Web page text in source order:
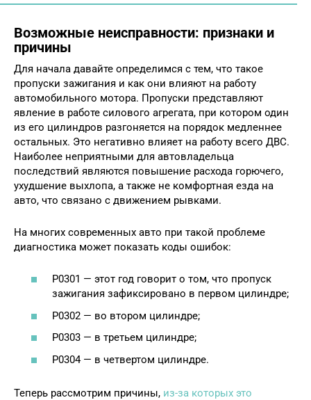
Возможные неисправности: признаки и
причины
Для начала давайте определимся с тем, что такое
пропуски зажигания и как они влияют на работу
автомобильного мотора. Пропуски представляют
явление в работе силового агрегата, при котором один
из его цилиндров разгоняется на порядок медленнее
остальных. Это негативно влияет на работу всего ДВС.
Наиболее неприятными для автовладельца
последствий являются повышение расхода горючего,
ухудшение выхлопа, а также не комфортная езда на
авто, что связано с движением рывками.
На многих современных авто при такой проблеме
диагностика может показать коды ошибок:
Р0301 — этот год говорит о том, что пропуск
зажигания зафиксировано в первом цилиндре;
Р0302 — во втором цилиндре;
Р0303 — в третьем цилиндре;
Р0304 — в четвертом цилиндре.
Теперь рассмотрим причины, из-за которых это